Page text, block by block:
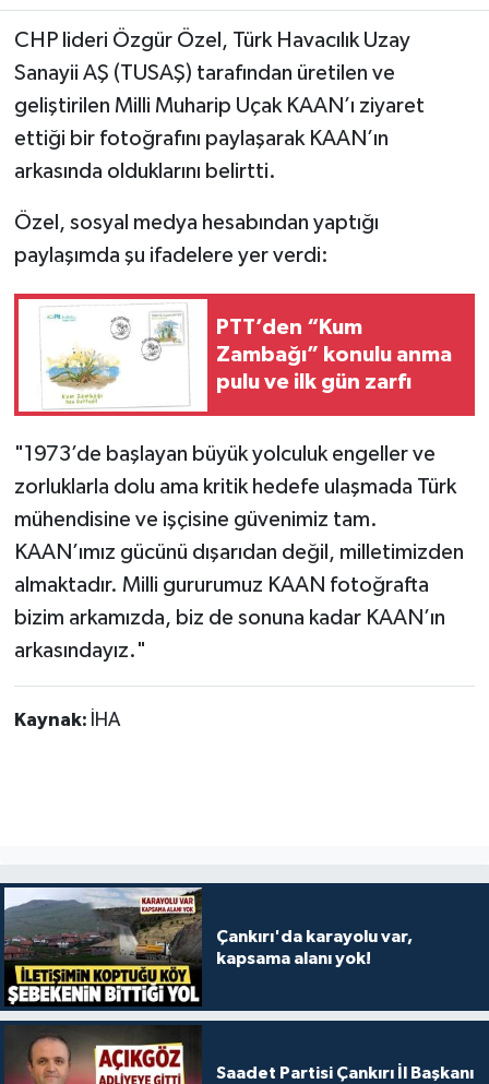
CHP lideri Özgür Özel, Türk Havacılık Uzay
Sanayii AŞ (TUSAŞ) tarafından üretilen ve
geliştirilen Milli Muharip Uçak KAAN’ı ziyaret
ettiği bir fotoğrafını paylaşarak KAAN’ın
arkasında olduklarını belirtti.
Özel, sosyal medya hesabından yaptığı
paylaşımda şu ifadelere yer verdi:
PTT’den “Kum
Zambağı” konulu anma
pulu ve ilk gün zarfı
"1973’de başlayan büyük yolculuk engeller ve
zorluklarla dolu ama kritik hedefe ulaşmada Türk
mühendisine ve işçisine güvenimiz tam.
KAAN’ımız gücünü dışarıdan değil, milletimizden
almaktadır. Milli gururumuz KAAN fotoğrafta
bizim arkamızda, biz de sonuna kadar KAAN’ın
arkasındayız."
Kaynak: İHA
Çankırı'da karayolu var,
kapsama alanı yok!
Saadet Partisi Çankırı İl Başkanı
BİLİM&TEKNOLOJİ
BÖLGE
DÜNYA